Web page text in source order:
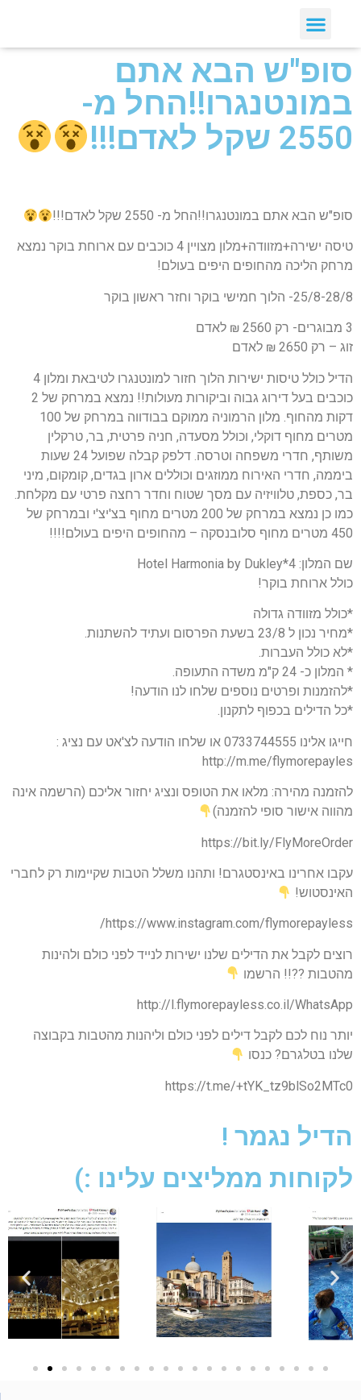
סופ"ש הבא אתם
במונטנגרו!!החל מ-
2550 שקל לאדם!!!
סופ"ש הבא אתם במונטנגרו!!החל מ- 2550 שקל לאדם!!!
טיסה ישירה+מזוודה+מלון מצויין 4 כוכבים עם ארוחת בוקר נמצא
מרחק הליכה מהחופים היפים בעולם!
25/8-28/8- הלוך חמישי בוקר וחזר ראשון בוקר
3 מבוגרים- רק 2560 ₪ לאדם
זוג – רק 2650 ₪ לאדם
הדיל כולל טיסות ישירות הלוך חזור למונטנגרו לטיבאת ומלון 4
כוכבים בעל דירוג גבוה וביקורות מעולות!! נמצא במרחק של 2
דקות מהחוף. מלון הרמוניה ממוקם בבודווה במרחק של 100
מטרים מחוף דוקלי, וכולל מסעדה, חניה פרטית, בר, טרקלין
משותף, חדרי משפחה וטרסה. דלפק קבלה שפועל 24 שעות
ביממה, חדרי האירוח ממוזגים וכוללים ארון בגדים, קומקום, מיני
בר, כספת, טלוויזיה עם מסך שטוח וחדר רחצה פרטי עם מקלחת.
כמו כן נמצא במרחק של 200 מטרים מחוף בצ'יצ'י ובמרחק של
450 מטרים מחוף סלובנסקה – מהחופים היפים בעולם!!!!
שם המלון: 4*Hotel Harmonia by Dukley
כולל ארוחת בוקר!
*כולל מזוודה גדולה
*מחיר נכון ל 23/8 בשעת הפרסום ועתיד להשתנות.
*לא כולל העברות.
* המלון כ- 24 ק"מ משדה התעופה.
*להזמנות ופרטים נוספים שלחו לנו הודעה!
*כל הדילים בכפוף לתקנון.
חייגו אלינו 0733744555 או שלחו הודעה לצ'אט עם נציג :
http://m.me/flymorepayles
להזמנה מהירה: מלאו את הטופס ונציג יחזור אליכם (הרשמה אינה
מהווה אישור סופי להזמנה)
https://bit.ly/FlyMoreOrder
עקבו אחרינו באינסטגרם! ותהנו משלל הטבות שקיימות רק לחברי
האינסטוש!
https://www.instagram.com/flymorepayless/
רוצים לקבל את הדילים שלנו ישירות לנייד לפני כולם ולהינות
מהטבות ??!! הרשמו
http://l.flymorepayless.co.il/WhatsApp
יותר נוח לכם לקבל דילים לפני כולם וליהנות מהטבות בקבוצה
שלנו בטלגרם? כנסו
https://t.me/+tYK_tz9blSo2MTc0
הדיל נגמר !
לקוחות ממליצים עלינו :)